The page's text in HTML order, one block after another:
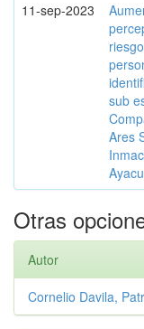
11-sep-2023
sub
Ares
Otras
Autor
Cornelio Davila,